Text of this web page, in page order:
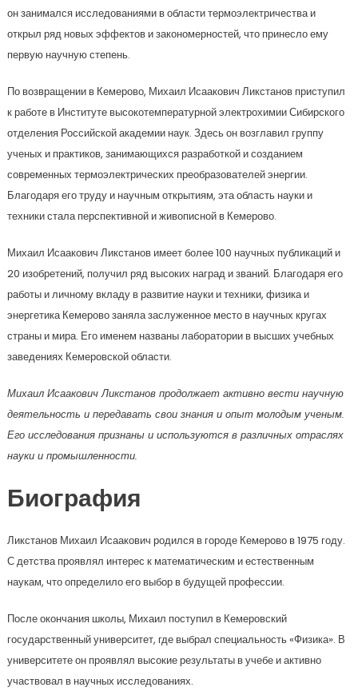
он занимался исследованиями в области термоэлектричества и
открыл ряд новых эффектов и закономерностей, что принесло ему
первую научную степень.
По возвращении в Кемерово, Михаил Исаакович Ликстанов приступил
к работе в Институте высокотемпературной электрохимии Сибирского
отделения Российской академии наук. Здесь он возглавил группу
ученых и практиков, занимающихся разработкой и созданием
современных термоэлектрических преобразователей энергии.
Благодаря его труду и научным открытиям, эта область науки и
техники стала перспективной и живописной в Кемерово.
Михаил Исаакович Ликстанов имеет более 100 научных публикаций и
20 изобретений, получил ряд высоких наград и званий. Благодаря его
работы и личному вкладу в развитие науки и техники, физика и
энергетика Кемерово заняла заслуженное место в научных кругах
страны и мира. Его именем названы лаборатории в высших учебных
заведениях Кемеровской области.
Михаил Исаакович Ликстанов продолжает активно вести научную
деятельность и передавать свои знания и опыт молодым ученым.
Его исследования признаны и используются в различных отраслях
науки и промышленности.
Биография
Ликстанов Михаил Исаакович родился в городе Кемерово в 1975 году.
С детства проявлял интерес к математическим и естественным
наукам, что определило его выбор в будущей профессии.
После окончания школы, Михаил поступил в Кемеровский
государственный университет, где выбрал специальность «Физика». В
университете он проявлял высокие результаты в учебе и активно
участвовал в научных исследованиях.